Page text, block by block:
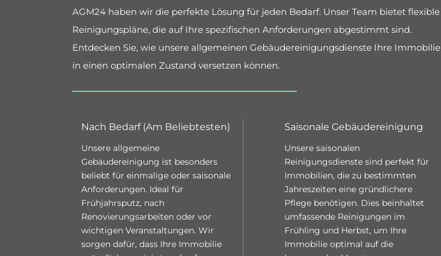
AGM24 haben wir die perfekte Lösung für jeden Bedarf. Unser Team bietet flexible
Reinigungspläne, die auf Ihre spezifischen Anforderungen abgestimmt sind.
Entdecken Sie, wie unsere allgemeinen Gebäudereinigungsdienste Ihre Immobilie
in einen optimalen Zustand versetzen können.
Nach Bedarf (Am Beliebtesten)
Unsere allgemeine
Gebäudereinigung ist besonders
beliebt für einmalige oder saisonale
Anforderungen. Ideal für
Frühjahrsputz, nach
Renovierungsarbeiten oder vor
wichtigen Veranstaltungen. Wir
sorgen dafür, dass Ihre Immobilie
Saisonale Gebäudereinigung
Unsere saisonalen
Reinigungsdienste sind perfekt für
Immobilien, die zu bestimmten
Jahreszeiten eine gründlichere
Pflege benötigen. Dies beinhaltet
umfassende Reinigungen im
Frühling und Herbst, um Ihre
Immobilie optimal auf die